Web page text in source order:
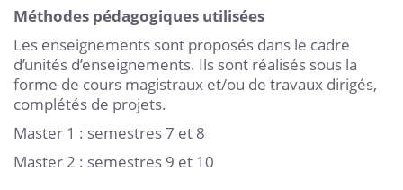
Méthodes pédagogiques utilisées
Les enseignements sont proposés dans le cadre
d’unités d’enseignements. Ils sont réalisés sous la
forme de cours magistraux et/ou de travaux dirigés,
complétés de projets.
Master 1 : semestres 7 et 8
Master 2 : semestres 9 et 10